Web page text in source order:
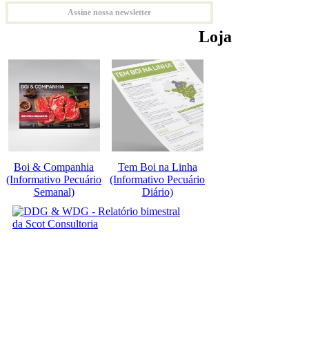
Assine nossa newsletter
Loja
Boi & Companhia
(Informativo Pecuário
Semanal)
Tem Boi na Linha
(Informativo Pecuário
Diário)